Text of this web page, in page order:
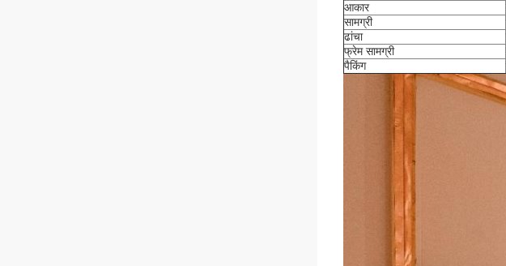
आकार
सामग्री
ढांचा
फ्रेम सामग्री
पैकिंग